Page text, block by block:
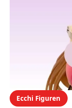
Ecchi Figuren